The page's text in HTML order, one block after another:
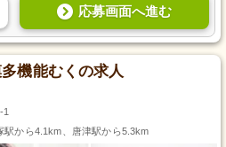
応募画面へ進む
機能むくの求人
1
駅から4.1km、唐津駅から5.3km